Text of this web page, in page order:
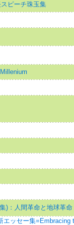
ピーチ珠玉集
)：人間革命と地球革命
エッセー集